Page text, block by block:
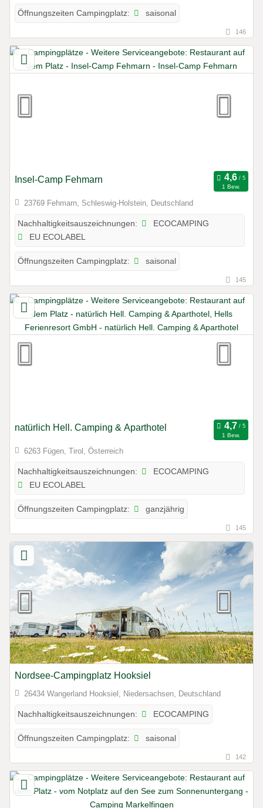
Öffnungszeiten Campingplatz: saisonal
146
Insel-Camp Fehmarn
1 Bew.
23769 Fehmarn, Schleswig-Holstein, Deutschland
Nachhaltigkeitsauszeichnungen:
ECOCAMPING
EU ECOLABEL
Öffnungszeiten Campingplatz: saisonal
145
natürlich Hell. Camping & Aparthotel
1 Bew.
6263 Fügen, Tirol, Österreich
Nachhaltigkeitsauszeichnungen:
ECOCAMPING
EU ECOLABEL
Öffnungszeiten Campingplatz: ganzjährig
145
Nordsee-Campingplatz Hooksiel
26434 Wangerland Hooksiel, Niedersachsen, Deutschland
Nachhaltigkeitsauszeichnungen: ECOCAMPING
Öffnungszeiten Campingplatz: saisonal
142